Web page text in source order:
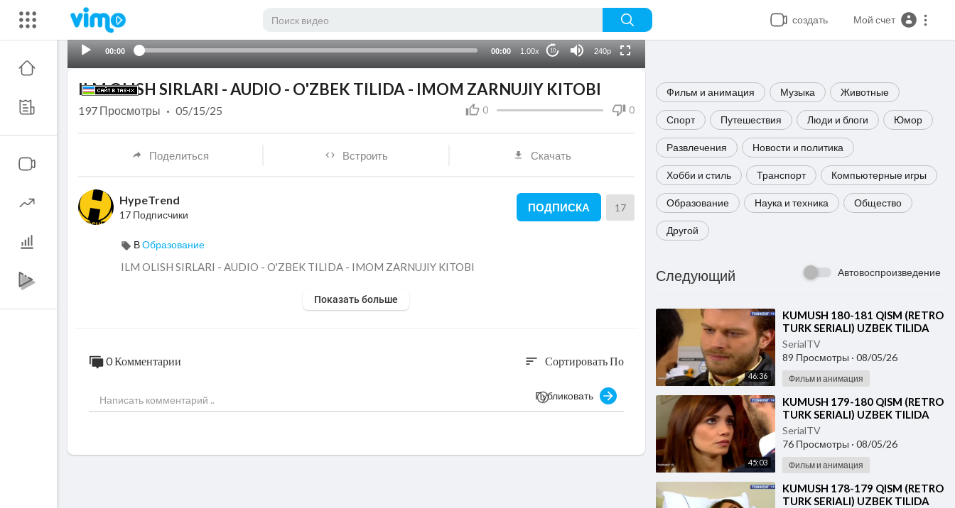
создать Мой счет
00:00 00:00 1.00x 10 240p
Фильм и анимация Музыка Животные
Спорт Путешествия Люди и блоги Юмор
Развлечения Новости и политика
Хобби и стиль Транспорт Компьютерные игры
Образование Наука и техника Общество
Другой
Следующий Автовоспроизведение
46:36
⁣KUMUSH 180-181 QISM (RETRO
TURK SERIALI) UZBEK TILIDA
SerialTV
89 Просмотры · 08/05/26
Фильм и анимация
45:03
⁣KUMUSH 179-180 QISM (RETRO
TURK SERIALI) UZBEK TILIDA
SerialTV
76 Просмотры · 08/05/26
Фильм и анимация
⁣KUMUSH 178-179 QISM (RETRO
TURK SERIALI) UZBEK TILIDA
ILM OLISH SIRLARI - AUDIO - O'ZBEK TILIDA - IMOM ZARNUJIY KITOBI
0 0
197 Просмотры · 05/15/25
Поделиться Встроить Скачать
HypeTrend
17 Подписчики
ПОДПИСКА 17
ВОбразование
⁣ILM OLISH SIRLARI - AUDIO - O'ZBEK TILIDA - IMOM ZARNUJIY KITOBI
Показать больше
0 Комментарии sort Сортировать По
Публиковать